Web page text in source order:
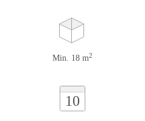
Min. 18 m2
10